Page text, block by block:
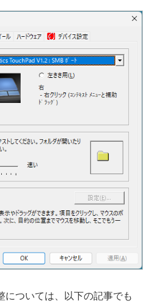
については、以下の記事でも